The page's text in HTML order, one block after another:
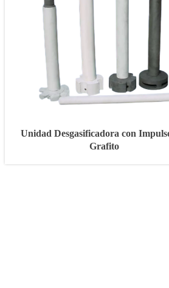
Unidad Desgasificadora con
Grafito